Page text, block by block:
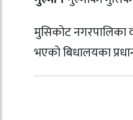
मुसिकोट नगरपालिका
भएको बिधालयका